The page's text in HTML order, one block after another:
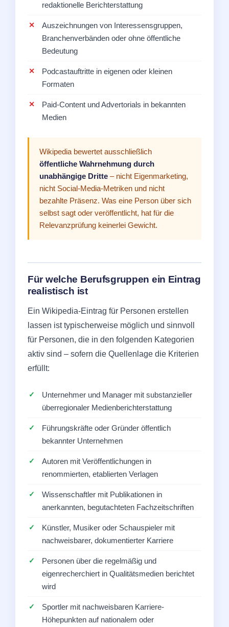
redaktionelle Berichterstattung
Auszeichnungen von Interessensgruppen,
Branchenverbänden oder ohne öffentliche
Bedeutung
Podcastauftritte in eigenen oder kleinen
Formaten
Paid-Content und Advertorials in bekannten
Medien
Wikipedia bewertet ausschließlich
öffentliche Wahrnehmung durch
unabhängige Dritte – nicht Eigenmarketing,
nicht Social-Media-Metriken und nicht
bezahlte Präsenz. Was eine Person über sich
selbst sagt oder veröffentlicht, hat für die
Relevanzprüfung keinerlei Gewicht.
Für welche Berufsgruppen ein Eintrag
realistisch ist
Ein Wikipedia-Eintrag für Personen erstellen
lassen ist typischerweise möglich und sinnvoll
für Personen, die in den folgenden Kategorien
aktiv sind – sofern die Quellenlage die Kriterien
erfüllt:
Unternehmer und Manager mit substanzieller
überregionaler Medienberichterstattung
Führungskräfte oder Gründer öffentlich
bekannter Unternehmen
Autoren mit Veröffentlichungen in
renommierten, etablierten Verlagen
Wissenschaftler mit Publikationen in
anerkannten, begutachteten Fachzeitschriften
Künstler, Musiker oder Schauspieler mit
nachweisbarer, dokumentierter Karriere
Personen über die regelmäßig und
eigenrecherchiert in Qualitätsmedien berichtet
wird
Sportler mit nachweisbaren Karriere-
Höhepunkten auf nationalem oder